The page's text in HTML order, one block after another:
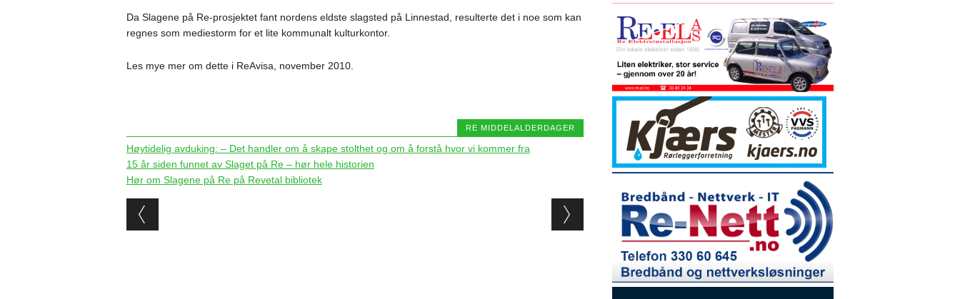
Da Slagene på Re-prosjektet fant nordens eldste slagsted på Linnestad, resulterte det i noe som kan
regnes som mediestorm for et lite kommunalt kulturkontor.
Les mye mer om dette i ReAvisa, november 2010.
RE MIDDELALDERDAGER
Høytidelig avduking: – Det handler om å skape stolthet og om å forstå hvor vi kommer fra
15 år siden funnet av Slaget på Re – hør hele historien
Hør om Slagene på Re på Revetal bibliotek
Post navigation